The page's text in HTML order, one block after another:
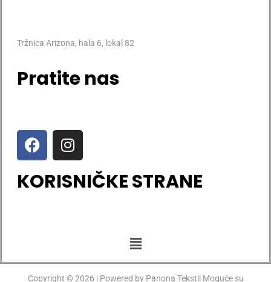
Tržnica Arizona, hala 6, lokal 82
Pratite nas
KORISNIČKE STRANE
Copyright © 2026 | Powered by Panona Tekstil Moguće su